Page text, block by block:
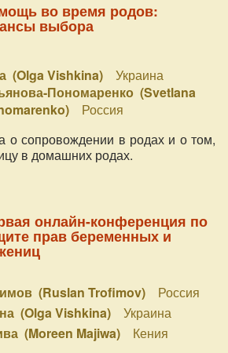
во время родов:
выбора
(Olga Vishkina)
Украина
Пономаренко (Svetlana
Россия
о сопровождении в родах и о том,
в домашних родах.
онлайн-конференция по
прав беременных и
(Ruslan Trofimov)
Россия
(Olga Vishkina)
Украина
(Moreen Majiwa)
Кения